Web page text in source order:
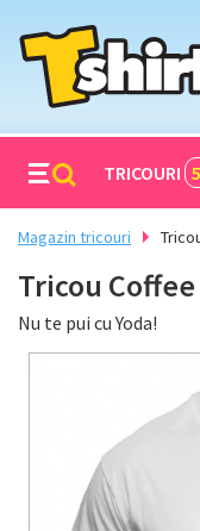
TRICOURI
Magazin tricouri
Tricou
Nu te pui cu Yoda!